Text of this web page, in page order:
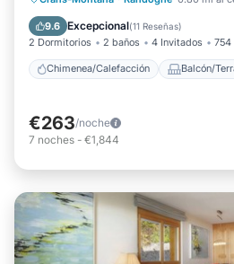
9.6 Excepcional(11 Reseñas)
2 Dormitorios 2 baños 4 Invitados 754
Chimenea/Calefacción Balcón/
Se admiten mascotas
€263/noche
7 noches - €1,844